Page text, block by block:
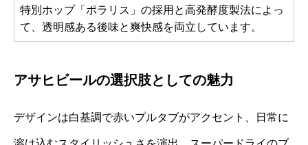
特別ホップ「ポラリス」の採用と高発酵度製法によっ
て、透明感ある後味と爽快感を両立しています。
アサヒビールの選択肢としての魅力
デザインは白基調で赤いプルタブがアクセント、日常に